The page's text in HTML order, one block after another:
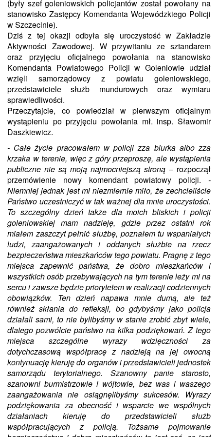
(były szef goleniowskich policjantów został powołany na
stanowisko Zastępcy Komendanta Wojewódzkiego Policji
w Szczecinie).
Dziś z tej okazji odbyła się uroczystość w Zakładzie
Aktywności Zawodowej. W przywitaniu ze sztandarem
oraz przyjęciu oficjalnego powołania na stanowisko
Komendanta Powiatowego Policji w Goleniowie udział
wzięli samorządowcy z powiatu goleniowskiego,
przedstawiciele służb mundurowych oraz wymiaru
sprawiedliwości.
Przeczytajcie, co powiedział w pierwszym oficjalnym
wystąpieniu po przyjęciu powołania mł. insp. Sławomir
Daszkiewicz.
- Całe życie pracowałem w policji zza biurka albo zza
krzaka w terenie, więc z góry przeproszę, ale wystąpienia
publiczne nie są moją najmocniejszą stroną – rozpoczął
przemówienie nowy komendant powiatowy policji. -
Niemniej jednak jest mi niezmiernie miło, że zechcieliście
Państwo uczestniczyć w tak ważnej dla mnie uroczystości.
To szczególny dzień także dla moich bliskich i policji
goleniowskiej mam nadzieję, gdzie przez ostatni rok
miałem zaszczyt pełnić służbę, poznałem tu wspaniałych
ludzi, zaangażowanych i oddanych służbie na rzecz
bezpieczeństwa mieszkańców tego powiatu. Pragnę z tego
miejsca zapewnić państwa, że dobro mieszkańców i
wszystkich osób przebywających na tym terenie leży mi na
sercu i zawsze będzie priorytetem w realizacji codziennych
obowiązków. Ten dzień napawa mnie dumą, ale też
również skłania do refleksji, bo gdybyśmy jako policja
działali sami, to nie bylibyśmy w stanie zrobić zbyt wiele,
dlatego pozwólcie państwo na kilka podziękowań. Z tego
miejsca szczególne wyrazy wdzięczności za
dotychczasową współpracę z nadzieją na jej owocną
kontynuację kieruję do organów i przedstawicieli jednostek
samorządu terytorialnego. Szanowny panie starosto,
szanowni burmistrzowie i wójtowie, bez was i waszego
zaangażowania nie osiągnęlibyśmy sukcesów. Wyrazy
podziękowania za obecność i wsparcie we wspólnych
działaniach kieruję do przedstawicieli służb
współpracujących z policją. Tożsame pojmowanie